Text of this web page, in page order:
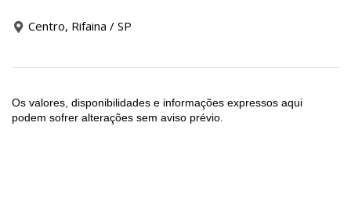
Centro, Rifaina / SP
Os valores, disponibilidades e informações expressos aqui
podem sofrer alterações sem aviso prévio.